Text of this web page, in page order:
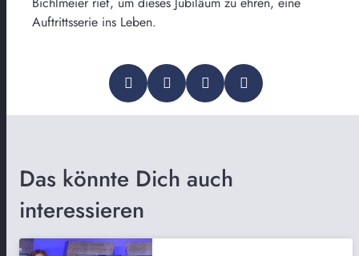
Auftrittsserie ins Leben.
Das könnte Dich auch
interessieren